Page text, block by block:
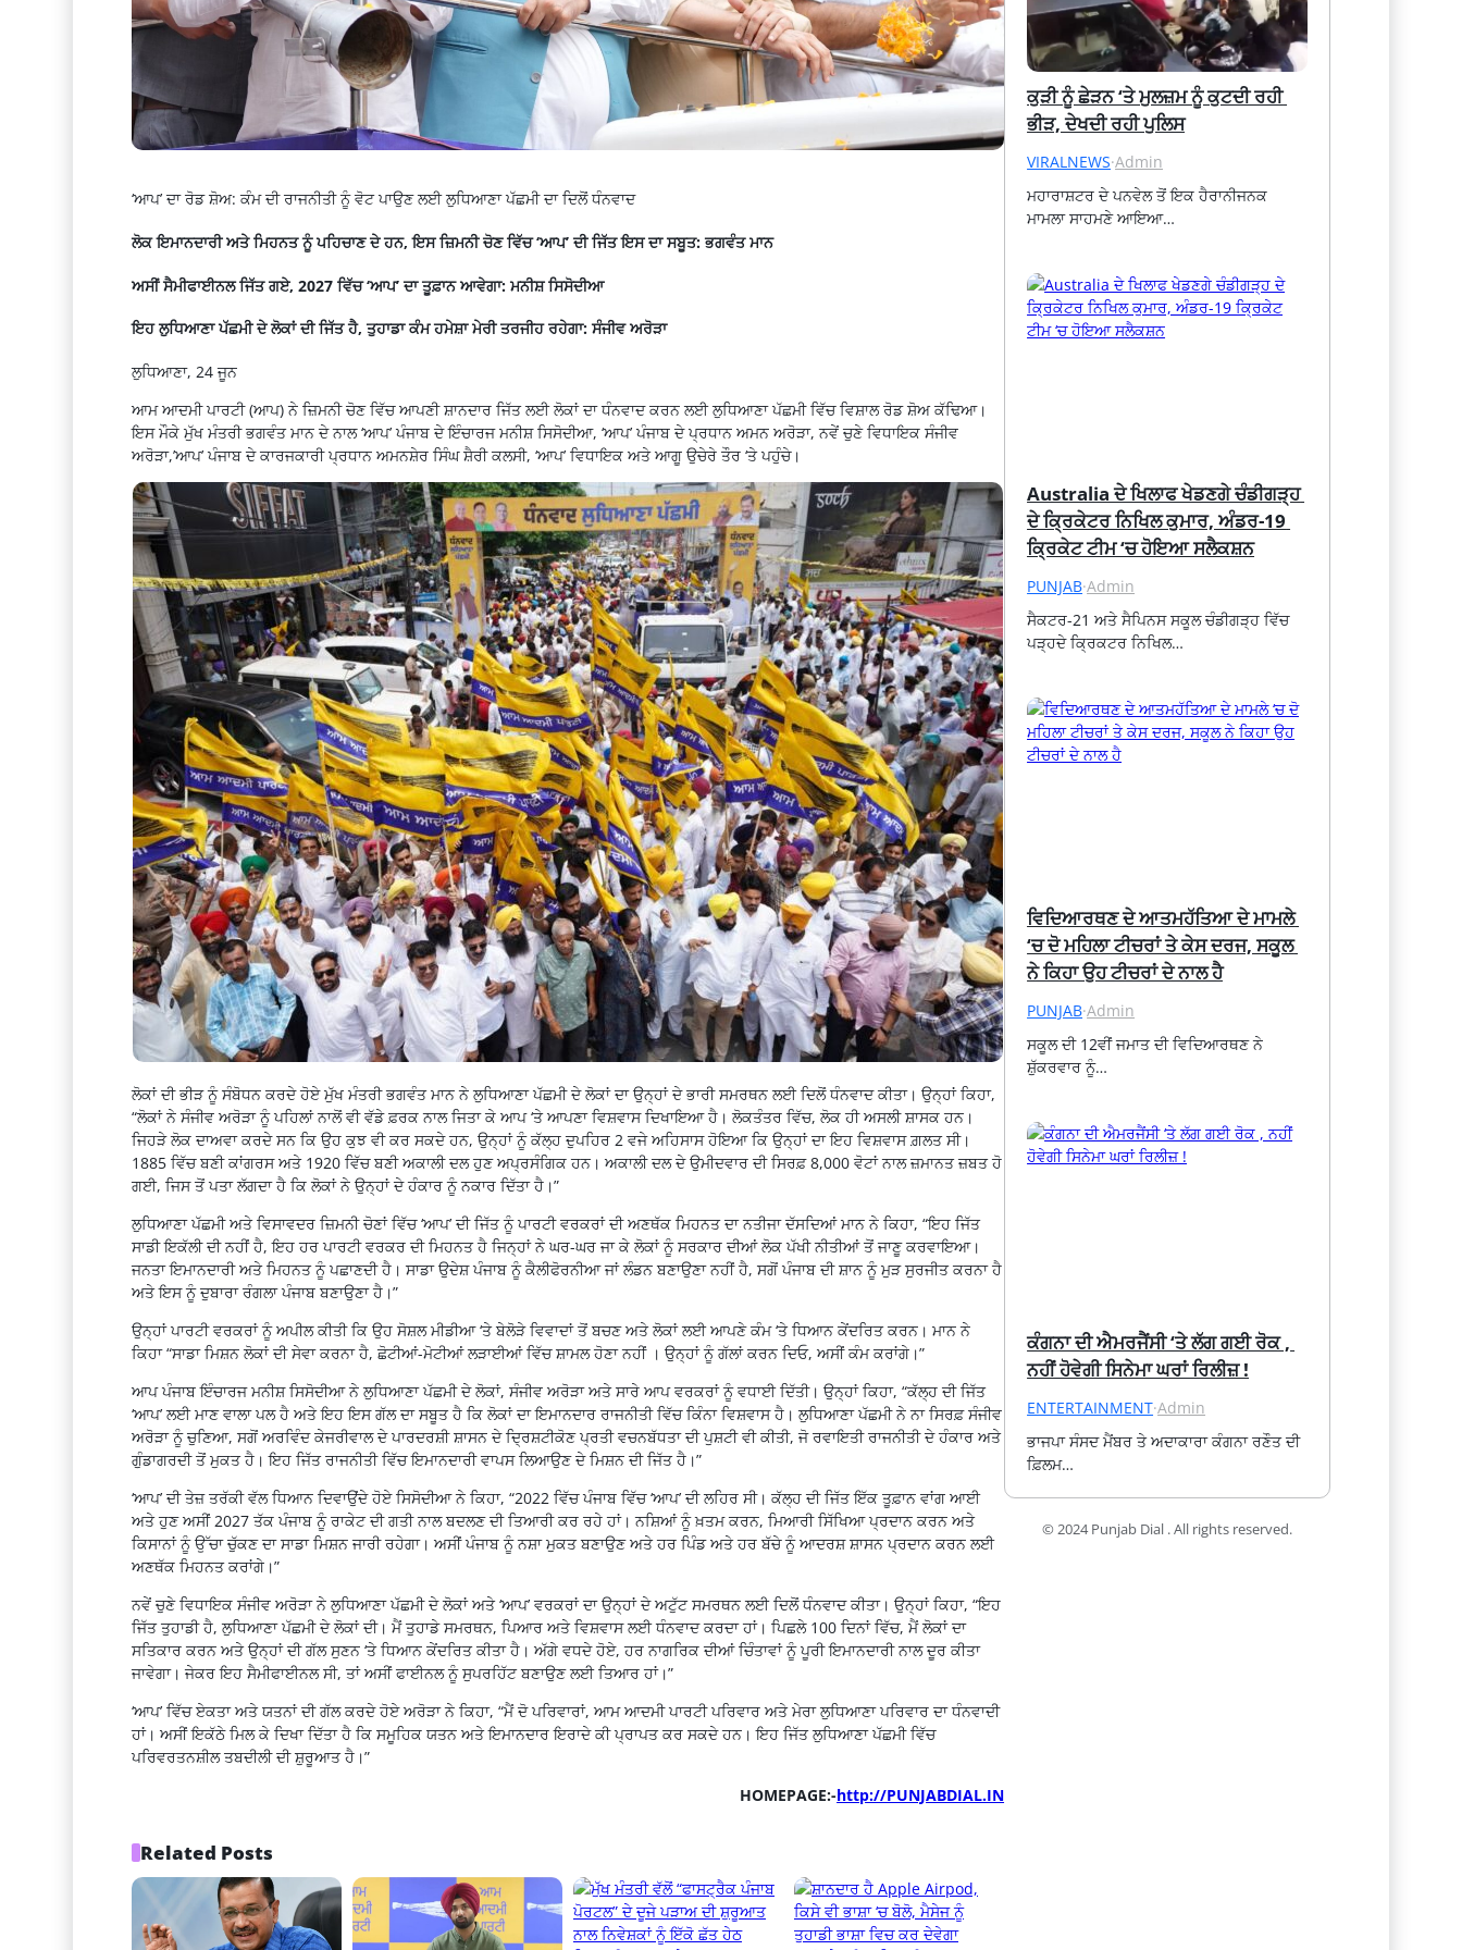
‘ਆਪ’ ਦਾ ਰੋਡ ਸ਼ੋਅ: ਕੰਮ ਦੀ ਰਾਜਨੀਤੀ ਨੂੰ ਵੋਟ ਪਾਉਣ ਲਈ ਲੁਧਿਆਣਾ ਪੱਛਮੀ ਦਾ ਦਿਲੋਂ ਧੰਨਵਾਦ
ਲੋਕ ਇਮਾਨਦਾਰੀ ਅਤੇ ਮਿਹਨਤ ਨੂੰ ਪਹਿਚਾਣ ਦੇ ਹਨ, ਇਸ ਜ਼ਿਮਨੀ ਚੋਣ ਵਿੱਚ ‘ਆਪ’ ਦੀ ਜਿੱਤ ਇਸ ਦਾ ਸਬੂਤ: ਭਗਵੰਤ ਮਾਨ
ਅਸੀਂ ਸੈਮੀਫਾਈਨਲ ਜਿੱਤ ਗਏ, 2027 ਵਿੱਚ ‘ਆਪ’ ਦਾ ਤੂਫ਼ਾਨ ਆਵੇਗਾ: ਮਨੀਸ਼ ਸਿਸੋਦੀਆ
ਇਹ ਲੁਧਿਆਣਾ ਪੱਛਮੀ ਦੇ ਲੋਕਾਂ ਦੀ ਜਿੱਤ ਹੈ, ਤੁਹਾਡਾ ਕੰਮ ਹਮੇਸ਼ਾ ਮੇਰੀ ਤਰਜੀਹ ਰਹੇਗਾ: ਸੰਜੀਵ ਅਰੋੜਾ
ਲੁਧਿਆਣਾ, 24 ਜੂਨ
ਆਮ ਆਦਮੀ ਪਾਰਟੀ (ਆਪ) ਨੇ ਜ਼ਿਮਨੀ ਚੋਣ ਵਿੱਚ ਆਪਣੀ ਸ਼ਾਨਦਾਰ ਜਿੱਤ ਲਈ ਲੋਕਾਂ ਦਾ ਧੰਨਵਾਦ ਕਰਨ ਲਈ ਲੁਧਿਆਣਾ ਪੱਛਮੀ ਵਿੱਚ ਵਿਸ਼ਾਲ ਰੋਡ ਸ਼ੋਅ ਕੱਢਿਆ।
ਇਸ ਮੌਕੇ ਮੁੱਖ ਮੰਤਰੀ ਭਗਵੰਤ ਮਾਨ ਦੇ ਨਾਲ ‘ਆਪ’ ਪੰਜਾਬ ਦੇ ਇੰਚਾਰਜ ਮਨੀਸ਼ ਸਿਸੋਦੀਆ, ‘ਆਪ’ ਪੰਜਾਬ ਦੇ ਪ੍ਰਧਾਨ ਅਮਨ ਅਰੋੜਾ, ਨਵੇਂ ਚੁਣੇ ਵਿਧਾਇਕ ਸੰਜੀਵ
ਅਰੋੜਾ,’ਆਪ’ ਪੰਜਾਬ ਦੇ ਕਾਰਜਕਾਰੀ ਪ੍ਰਧਾਨ ਅਮਨਸ਼ੇਰ ਸਿੰਘ ਸ਼ੈਰੀ ਕਲਸੀ, ‘ਆਪ’ ਵਿਧਾਇਕ ਅਤੇ ਆਗੂ ਉਚੇਰੇ ਤੌਰ ‘ਤੇ ਪਹੁੰਚੇ।
ਲੋਕਾਂ ਦੀ ਭੀੜ ਨੂੰ ਸੰਬੋਧਨ ਕਰਦੇ ਹੋਏ ਮੁੱਖ ਮੰਤਰੀ ਭਗਵੰਤ ਮਾਨ ਨੇ ਲੁਧਿਆਣਾ ਪੱਛਮੀ ਦੇ ਲੋਕਾਂ ਦਾ ਉਨ੍ਹਾਂ ਦੇ ਭਾਰੀ ਸਮਰਥਨ ਲਈ ਦਿਲੋਂ ਧੰਨਵਾਦ ਕੀਤਾ। ਉਨ੍ਹਾਂ ਕਿਹਾ,
“ਲੋਕਾਂ ਨੇ ਸੰਜੀਵ ਅਰੋੜਾ ਨੂੰ ਪਹਿਲਾਂ ਨਾਲੋਂ ਵੀ ਵੱਡੇ ਫ਼ਰਕ ਨਾਲ ਜਿਤਾ ਕੇ ਆਪ ‘ਤੇ ਆਪਣਾ ਵਿਸ਼ਵਾਸ ਦਿਖਾਇਆ ਹੈ। ਲੋਕਤੰਤਰ ਵਿੱਚ, ਲੋਕ ਹੀ ਅਸਲੀ ਸ਼ਾਸਕ ਹਨ।
ਜਿਹੜੇ ਲੋਕ ਦਾਅਵਾ ਕਰਦੇ ਸਨ ਕਿ ਉਹ ਕੁਝ ਵੀ ਕਰ ਸਕਦੇ ਹਨ, ਉਨ੍ਹਾਂ ਨੂੰ ਕੱਲ੍ਹ ਦੁਪਹਿਰ 2 ਵਜੇ ਅਹਿਸਾਸ ਹੋਇਆ ਕਿ ਉਨ੍ਹਾਂ ਦਾ ਇਹ ਵਿਸ਼ਵਾਸ ਗ਼ਲਤ ਸੀ।
1885 ਵਿੱਚ ਬਣੀ ਕਾਂਗਰਸ ਅਤੇ 1920 ਵਿੱਚ ਬਣੀ ਅਕਾਲੀ ਦਲ ਹੁਣ ਅਪ੍ਰਸੰਗਿਕ ਹਨ। ਅਕਾਲੀ ਦਲ ਦੇ ਉਮੀਦਵਾਰ ਦੀ ਸਿਰਫ਼ 8,000 ਵੋਟਾਂ ਨਾਲ ਜ਼ਮਾਨਤ ਜ਼ਬਤ ਹੋ
ਗਈ, ਜਿਸ ਤੋਂ ਪਤਾ ਲੱਗਦਾ ਹੈ ਕਿ ਲੋਕਾਂ ਨੇ ਉਨ੍ਹਾਂ ਦੇ ਹੰਕਾਰ ਨੂੰ ਨਕਾਰ ਦਿੱਤਾ ਹੈ।”
ਲੁਧਿਆਣਾ ਪੱਛਮੀ ਅਤੇ ਵਿਸਾਵਦਰ ਜ਼ਿਮਨੀ ਚੋਣਾਂ ਵਿੱਚ ‘ਆਪ’ ਦੀ ਜਿੱਤ ਨੂੰ ਪਾਰਟੀ ਵਰਕਰਾਂ ਦੀ ਅਣਥੱਕ ਮਿਹਨਤ ਦਾ ਨਤੀਜਾ ਦੱਸਦਿਆਂ ਮਾਨ ਨੇ ਕਿਹਾ, “ਇਹ ਜਿੱਤ
ਸਾਡੀ ਇਕੱਲੀ ਦੀ ਨਹੀਂ ਹੈ, ਇਹ ਹਰ ਪਾਰਟੀ ਵਰਕਰ ਦੀ ਮਿਹਨਤ ਹੈ ਜਿਨ੍ਹਾਂ ਨੇ ਘਰ-ਘਰ ਜਾ ਕੇ ਲੋਕਾਂ ਨੂੰ ਸਰਕਾਰ ਦੀਆਂ ਲੋਕ ਪੱਖੀ ਨੀਤੀਆਂ ਤੋਂ ਜਾਣੂ ਕਰਵਾਇਆ।
ਜਨਤਾ ਇਮਾਨਦਾਰੀ ਅਤੇ ਮਿਹਨਤ ਨੂੰ ਪਛਾਣਦੀ ਹੈ। ਸਾਡਾ ਉਦੇਸ਼ ਪੰਜਾਬ ਨੂੰ ਕੈਲੀਫੋਰਨੀਆ ਜਾਂ ਲੰਡਨ ਬਣਾਉਣਾ ਨਹੀਂ ਹੈ, ਸਗੋਂ ਪੰਜਾਬ ਦੀ ਸ਼ਾਨ ਨੂੰ ਮੁੜ ਸੁਰਜੀਤ ਕਰਨਾ ਹੈ
ਅਤੇ ਇਸ ਨੂੰ ਦੁਬਾਰਾ ਰੰਗਲਾ ਪੰਜਾਬ ਬਣਾਉਣਾ ਹੈ।”
ਉਨ੍ਹਾਂ ਪਾਰਟੀ ਵਰਕਰਾਂ ਨੂੰ ਅਪੀਲ ਕੀਤੀ ਕਿ ਉਹ ਸੋਸ਼ਲ ਮੀਡੀਆ ‘ਤੇ ਬੇਲੋੜੇ ਵਿਵਾਦਾਂ ਤੋਂ ਬਚਣ ਅਤੇ ਲੋਕਾਂ ਲਈ ਆਪਣੇ ਕੰਮ ‘ਤੇ ਧਿਆਨ ਕੇਂਦਰਿਤ ਕਰਨ। ਮਾਨ ਨੇ
ਕਿਹਾ “ਸਾਡਾ ਮਿਸ਼ਨ ਲੋਕਾਂ ਦੀ ਸੇਵਾ ਕਰਨਾ ਹੈ, ਛੋਟੀਆਂ-ਮੋਟੀਆਂ ਲੜਾਈਆਂ ਵਿੱਚ ਸ਼ਾਮਲ ਹੋਣਾ ਨਹੀਂ । ਉਨ੍ਹਾਂ ਨੂੰ ਗੱਲਾਂ ਕਰਨ ਦਿਓ, ਅਸੀਂ ਕੰਮ ਕਰਾਂਗੇ।”
ਆਪ ਪੰਜਾਬ ਇੰਚਾਰਜ ਮਨੀਸ਼ ਸਿਸੋਦੀਆ ਨੇ ਲੁਧਿਆਣਾ ਪੱਛਮੀ ਦੇ ਲੋਕਾਂ, ਸੰਜੀਵ ਅਰੋੜਾ ਅਤੇ ਸਾਰੇ ਆਪ ਵਰਕਰਾਂ ਨੂੰ ਵਧਾਈ ਦਿੱਤੀ। ਉਨ੍ਹਾਂ ਕਿਹਾ, “ਕੱਲ੍ਹ ਦੀ ਜਿੱਤ
‘ਆਪ’ ਲਈ ਮਾਣ ਵਾਲਾ ਪਲ ਹੈ ਅਤੇ ਇਹ ਇਸ ਗੱਲ ਦਾ ਸਬੂਤ ਹੈ ਕਿ ਲੋਕਾਂ ਦਾ ਇਮਾਨਦਾਰ ਰਾਜਨੀਤੀ ਵਿੱਚ ਕਿੰਨਾ ਵਿਸ਼ਵਾਸ ਹੈ। ਲੁਧਿਆਣਾ ਪੱਛਮੀ ਨੇ ਨਾ ਸਿਰਫ਼ ਸੰਜੀਵ
ਅਰੋੜਾ ਨੂੰ ਚੁਣਿਆ, ਸਗੋਂ ਅਰਵਿੰਦ ਕੇਜਰੀਵਾਲ ਦੇ ਪਾਰਦਰਸ਼ੀ ਸ਼ਾਸਨ ਦੇ ਦ੍ਰਿਸ਼ਟੀਕੋਣ ਪ੍ਰਤੀ ਵਚਨਬੱਧਤਾ ਦੀ ਪੁਸ਼ਟੀ ਵੀ ਕੀਤੀ, ਜੋ ਰਵਾਇਤੀ ਰਾਜਨੀਤੀ ਦੇ ਹੰਕਾਰ ਅਤੇ
ਗੁੰਡਾਗਰਦੀ ਤੋਂ ਮੁਕਤ ਹੈ। ਇਹ ਜਿੱਤ ਰਾਜਨੀਤੀ ਵਿੱਚ ਇਮਾਨਦਾਰੀ ਵਾਪਸ ਲਿਆਉਣ ਦੇ ਮਿਸ਼ਨ ਦੀ ਜਿੱਤ ਹੈ।”
‘ਆਪ’ ਦੀ ਤੇਜ਼ ਤਰੱਕੀ ਵੱਲ ਧਿਆਨ ਦਿਵਾਉਂਦੇ ਹੋਏ ਸਿਸੋਦੀਆ ਨੇ ਕਿਹਾ, “2022 ਵਿੱਚ ਪੰਜਾਬ ਵਿੱਚ ‘ਆਪ’ ਦੀ ਲਹਿਰ ਸੀ। ਕੱਲ੍ਹ ਦੀ ਜਿੱਤ ਇੱਕ ਤੂਫ਼ਾਨ ਵਾਂਗ ਆਈ
ਅਤੇ ਹੁਣ ਅਸੀਂ 2027 ਤੱਕ ਪੰਜਾਬ ਨੂੰ ਰਾਕੇਟ ਦੀ ਗਤੀ ਨਾਲ ਬਦਲਣ ਦੀ ਤਿਆਰੀ ਕਰ ਰਹੇ ਹਾਂ। ਨਸ਼ਿਆਂ ਨੂੰ ਖ਼ਤਮ ਕਰਨ, ਮਿਆਰੀ ਸਿੱਖਿਆ ਪ੍ਰਦਾਨ ਕਰਨ ਅਤੇ
ਕਿਸਾਨਾਂ ਨੂੰ ਉੱਚਾ ਚੁੱਕਣ ਦਾ ਸਾਡਾ ਮਿਸ਼ਨ ਜਾਰੀ ਰਹੇਗਾ। ਅਸੀਂ ਪੰਜਾਬ ਨੂੰ ਨਸ਼ਾ ਮੁਕਤ ਬਣਾਉਣ ਅਤੇ ਹਰ ਪਿੰਡ ਅਤੇ ਹਰ ਬੱਚੇ ਨੂੰ ਆਦਰਸ਼ ਸ਼ਾਸਨ ਪ੍ਰਦਾਨ ਕਰਨ ਲਈ
ਅਣਥੱਕ ਮਿਹਨਤ ਕਰਾਂਗੇ।”
ਨਵੇਂ ਚੁਣੇ ਵਿਧਾਇਕ ਸੰਜੀਵ ਅਰੋੜਾ ਨੇ ਲੁਧਿਆਣਾ ਪੱਛਮੀ ਦੇ ਲੋਕਾਂ ਅਤੇ ‘ਆਪ’ ਵਰਕਰਾਂ ਦਾ ਉਨ੍ਹਾਂ ਦੇ ਅਟੁੱਟ ਸਮਰਥਨ ਲਈ ਦਿਲੋਂ ਧੰਨਵਾਦ ਕੀਤਾ। ਉਨ੍ਹਾਂ ਕਿਹਾ, “ਇਹ
ਜਿੱਤ ਤੁਹਾਡੀ ਹੈ, ਲੁਧਿਆਣਾ ਪੱਛਮੀ ਦੇ ਲੋਕਾਂ ਦੀ। ਮੈਂ ਤੁਹਾਡੇ ਸਮਰਥਨ, ਪਿਆਰ ਅਤੇ ਵਿਸ਼ਵਾਸ ਲਈ ਧੰਨਵਾਦ ਕਰਦਾ ਹਾਂ। ਪਿਛਲੇ 100 ਦਿਨਾਂ ਵਿੱਚ, ਮੈਂ ਲੋਕਾਂ ਦਾ
ਸਤਿਕਾਰ ਕਰਨ ਅਤੇ ਉਨ੍ਹਾਂ ਦੀ ਗੱਲ ਸੁਣਨ ‘ਤੇ ਧਿਆਨ ਕੇਂਦਰਿਤ ਕੀਤਾ ਹੈ। ਅੱਗੇ ਵਧਦੇ ਹੋਏ, ਹਰ ਨਾਗਰਿਕ ਦੀਆਂ ਚਿੰਤਾਵਾਂ ਨੂੰ ਪੂਰੀ ਇਮਾਨਦਾਰੀ ਨਾਲ ਦੂਰ ਕੀਤਾ
ਜਾਵੇਗਾ। ਜੇਕਰ ਇਹ ਸੈਮੀਫਾਈਨਲ ਸੀ, ਤਾਂ ਅਸੀਂ ਫਾਈਨਲ ਨੂੰ ਸੁਪਰਹਿੱਟ ਬਣਾਉਣ ਲਈ ਤਿਆਰ ਹਾਂ।”
‘ਆਪ’ ਵਿੱਚ ਏਕਤਾ ਅਤੇ ਯਤਨਾਂ ਦੀ ਗੱਲ ਕਰਦੇ ਹੋਏ ਅਰੋੜਾ ਨੇ ਕਿਹਾ, “ਮੈਂ ਦੋ ਪਰਿਵਾਰਾਂ, ਆਮ ਆਦਮੀ ਪਾਰਟੀ ਪਰਿਵਾਰ ਅਤੇ ਮੇਰਾ ਲੁਧਿਆਣਾ ਪਰਿਵਾਰ ਦਾ ਧੰਨਵਾਦੀ
ਹਾਂ। ਅਸੀਂ ਇਕੱਠੇ ਮਿਲ ਕੇ ਦਿਖਾ ਦਿੱਤਾ ਹੈ ਕਿ ਸਮੂਹਿਕ ਯਤਨ ਅਤੇ ਇਮਾਨਦਾਰ ਇਰਾਦੇ ਕੀ ਪ੍ਰਾਪਤ ਕਰ ਸਕਦੇ ਹਨ। ਇਹ ਜਿੱਤ ਲੁਧਿਆਣਾ ਪੱਛਮੀ ਵਿੱਚ
ਪਰਿਵਰਤਨਸ਼ੀਲ ਤਬਦੀਲੀ ਦੀ ਸ਼ੁਰੂਆਤ ਹੈ।”
HOMEPAGE:-http://PUNJABDIAL.IN
Related Posts
ਕੁੜੀ ਨੂੰ ਛੇੜਨ ‘ਤੇ ਮੁਲਜ਼ਮ ਨੂੰ ਕੁਟਦੀ ਰਹੀ
ਭੀੜ, ਦੇਖਦੀ ਰਹੀ ਪੁਲਿਸ
VIRALNEWS·Admin
ਮਹਾਰਾਸ਼ਟਰ ਦੇ ਪਨਵੇਲ ਤੋਂ ਇਕ ਹੈਰਾਨੀਜਨਕ
ਮਾਮਲਾ ਸਾਹਮਣੇ ਆਇਆ…
Australia ਦੇ ਖਿਲਾਫ ਖੇਡਣਗੇ ਚੰਡੀਗੜ੍ਹ
ਦੇ ਕ੍ਰਿਕੇਟਰ ਨਿਖਿਲ ਕੁਮਾਰ, ਅੰਡਰ-19
ਕ੍ਰਿਕੇਟ ਟੀਮ ‘ਚ ਹੋਇਆ ਸਲੈਕਸ਼ਨ
PUNJAB·Admin
ਸੈਕਟਰ-21 ਅਤੇ ਸੈਪਿਨਸ ਸਕੂਲ ਚੰਡੀਗੜ੍ਹ ਵਿੱਚ
ਪੜ੍ਹਦੇ ਕ੍ਰਿਕਟਰ ਨਿਖਿਲ…
ਵਿਦਿਆਰਥਣ ਦੇ ਆਤਮਹੱਤਿਆ ਦੇ ਮਾਮਲੇ
‘ਚ ਦੋ ਮਹਿਲਾ ਟੀਚਰਾਂ ਤੇ ਕੇਸ ਦਰਜ, ਸਕੂਲ
ਨੇ ਕਿਹਾ ਉਹ ਟੀਚਰਾਂ ਦੇ ਨਾਲ ਹੈ
PUNJAB·Admin
ਸਕੂਲ ਦੀ 12ਵੀਂ ਜਮਾਤ ਦੀ ਵਿਦਿਆਰਥਣ ਨੇ
ਸ਼ੁੱਕਰਵਾਰ ਨੂੰ…
ਕੰਗਨਾ ਦੀ ਐਮਰਜੈਂਸੀ ‘ਤੇ ਲੱਗ ਗਈ ਰੋਕ ,
ਨਹੀਂ ਹੋਵੇਗੀ ਸਿਨੇਮਾ ਘਰਾਂ ਰਿਲੀਜ਼ !
ENTERTAINMENT·Admin
ਭਾਜਪਾ ਸੰਸਦ ਮੈਂਬਰ ਤੇ ਅਦਾਕਾਰਾ ਕੰਗਨਾ ਰਣੌਤ ਦੀ
ਫ਼ਿਲਮ…
© 2024 Punjab Dial . All rights reserved.